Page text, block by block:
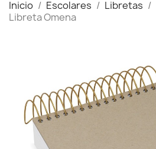
Inicio Escolares Libretas
Libreta Omena